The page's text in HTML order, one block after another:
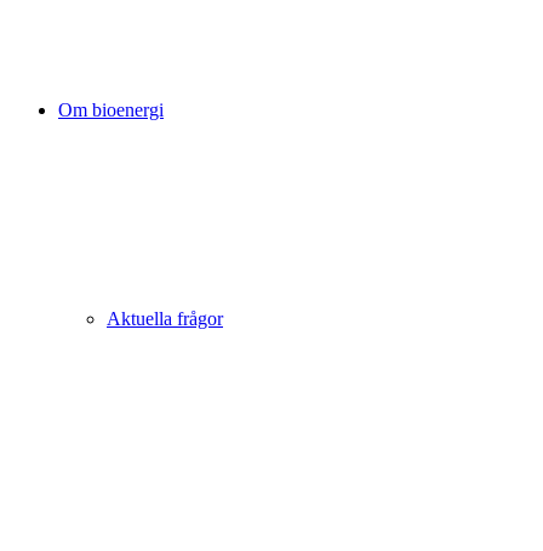
Om bioenergi
Aktuella frågor